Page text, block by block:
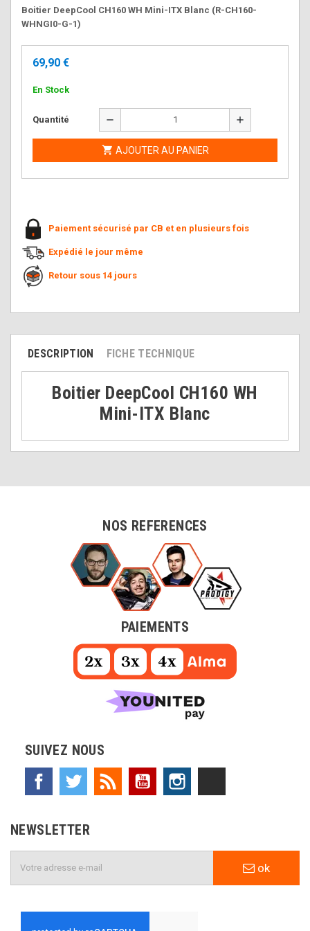
Boitier DeepCool CH160 WH Mini-ITX Blanc (R-CH160-
WHNGI0-G-1)
69,90 €
En Stock
Quantité remove add
 AJOUTER AU PANIER
Paiement sécurisé par CB et en plusieurs fois
Expédié le jour même
Retour sous 14 jours
DESCRIPTION FICHE TECHNIQUE
Boitier DeepCool CH160 WH
Mini-ITX Blanc
NOS REFERENCES
PAIEMENTS
SUIVEZ NOUS
Facebook Twitter Rss YouTube
NEWSLETTER
ok